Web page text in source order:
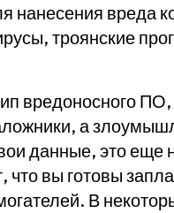
нанесения вреда
троянские
вредоносного ПО,
а
данные, это еще
вы готовы
В